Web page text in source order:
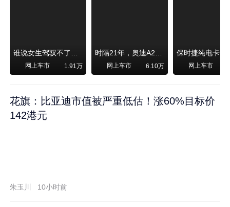
谁说女生驾驭不了大SUV？看我开问界M6驰骋坝上草原！
网上车市 1.91万
时隔21年，奥迪A2强势归来！
网上车市 6.10万 网上车市
花旗：比亚迪市值被严重低估！涨60%目标价
142港元
朱玉川 10小时前